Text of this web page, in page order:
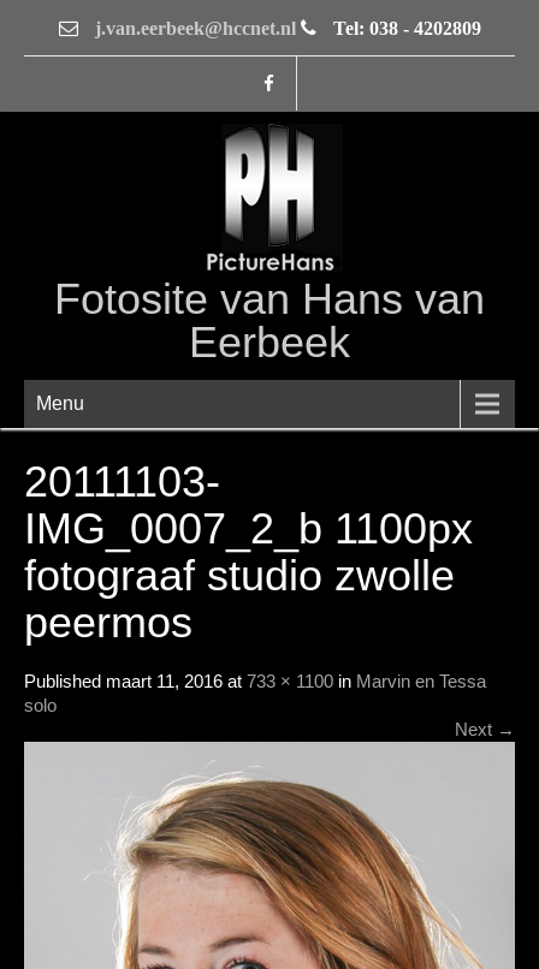
j.van.eerbeek@hccnet.nl Tel: 038 - 4202809
Fotosite van Hans van
Eerbeek
Menu
20111103-
IMG_0007_2_b 1100px
fotograaf studio zwolle
peermos
Published maart 11, 2016 at 733 × 1100 in Marvin en Tessa
solo
Next →